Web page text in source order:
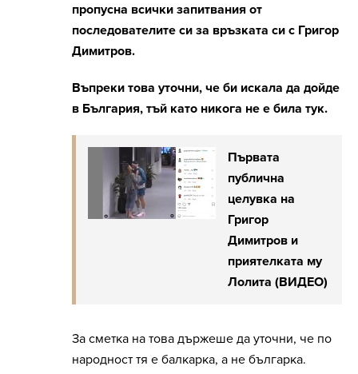
пропусна всички запитвания от
последователите си за връзката си с Григор
Димитров.
Въпреки това уточни, че би искала да дойде
в България, тъй като никога не е била тук.
Първата
публична
целувка на
Григор
Димитров и
приятелката му
Лолита (ВИДЕО)
За сметка на това държеше да уточни, че по
народност тя е балкарка, а не българка.